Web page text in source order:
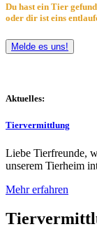
Du hast ein Tier
oder dir ist eins
Melde es uns!
Aktuelles:
Tiervermittlung
Liebe Tierfreunde,
unserem Tierheim
Mehr erfahren